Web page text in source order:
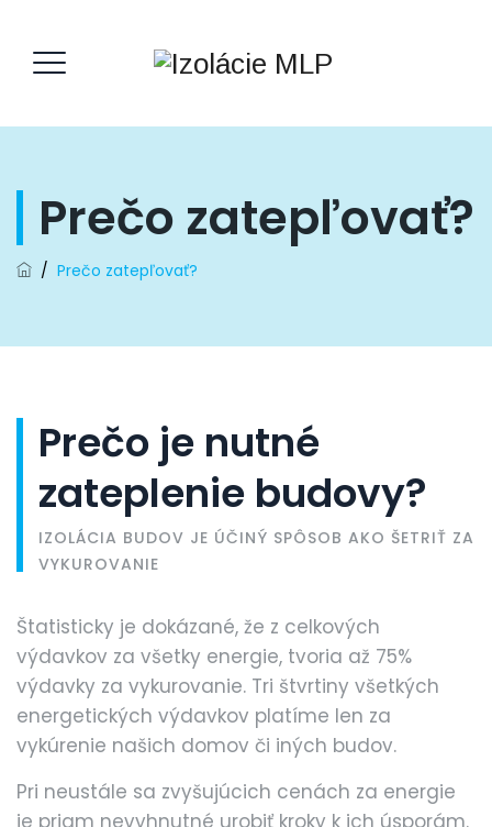
Prečo zatepľovať?
/ Prečo zatepľovať?
Prečo je nutné
zateplenie budovy?
IZOLÁCIA BUDOV JE ÚČINÝ SPÔSOB AKO ŠETRIŤ ZA
VYKUROVANIE
Štatisticky je dokázané, že z celkových
výdavkov za všetky energie, tvoria až 75%
výdavky za vykurovanie. Tri štvrtiny všetkých
energetických výdavkov platíme len za
vykúrenie našich domov či iných budov.
Pri neustále sa zvyšujúcich cenách za energie
je priam nevyhnutné urobiť kroky k ich úsporám.